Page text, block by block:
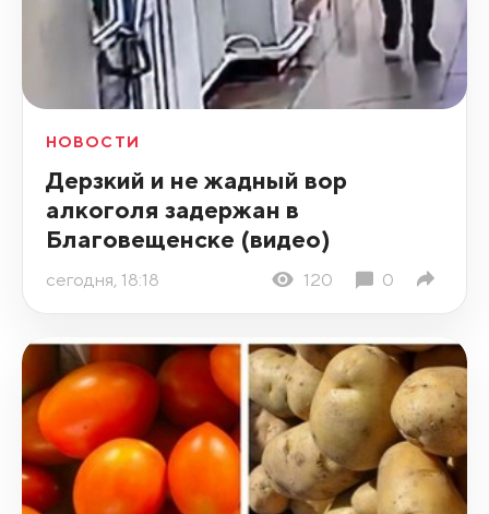
НОВОСТИ
Дерзкий и не жадный вор
алкоголя задержан в
Благовещенске (видео)
сегодня, 18:18 120 0